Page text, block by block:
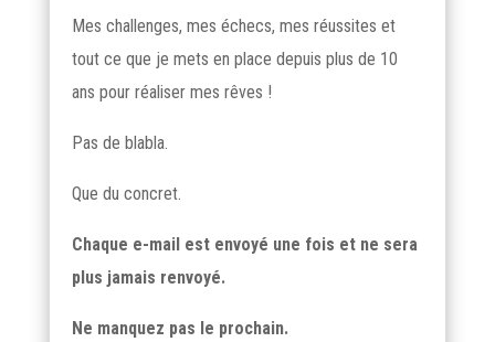
Mes challenges, mes échecs, mes réussites et
tout ce que je mets en place depuis plus de 10
ans pour réaliser mes rêves !
Pas de blabla.
Que du concret.
Chaque e-mail est envoyé une fois et ne sera
plus jamais renvoyé.
Ne manquez pas le prochain.